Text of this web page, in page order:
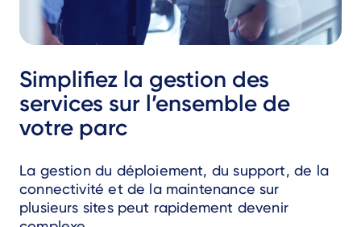
Simplifiez la gestion des
services sur l’ensemble de
votre parc
La gestion du déploiement, du support, de la
connectivité et de la maintenance sur
plusieurs sites peut rapidement devenir